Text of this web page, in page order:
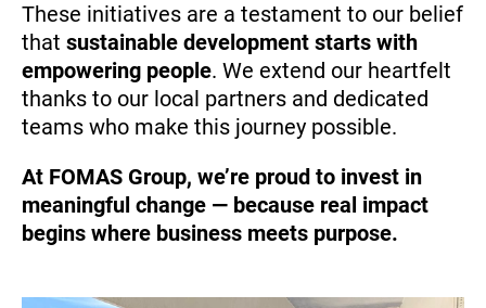
These initiatives are a testament to our belief
that sustainable development starts with
empowering people. We extend our heartfelt
thanks to our local partners and dedicated
teams who make this journey possible.
At FOMAS Group, we’re proud to invest in
meaningful change — because real impact
begins where business meets purpose.